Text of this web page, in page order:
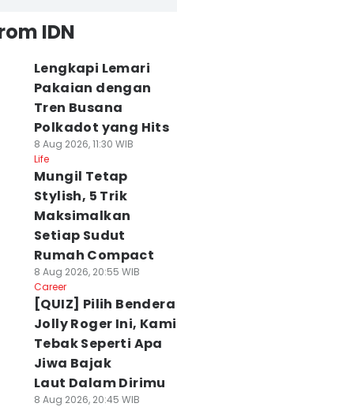
IDN
Lengkapi Lemari
Pakaian dengan
Tren Busana
Polkadot yang Hits
8 Aug 2026, 11:30 WIB
Life
Mungil Tetap
Stylish, 5 Trik
Maksimalkan
Setiap Sudut
Rumah Compact
8 Aug 2026, 20:55 WIB
Career
[QUIZ] Pilih Bendera
Jolly Roger Ini, Kami
Tebak Seperti Apa
Jiwa Bajak
Laut Dalam Dirimu
8 Aug 2026, 20:45 WIB